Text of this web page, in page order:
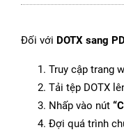
Đối với DOTX sang
Truy cập trang
Tải tệp DOTX
Nhấp vào nút
Đợi quá trình